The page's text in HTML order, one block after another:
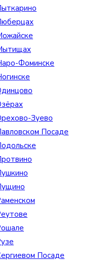
Фоминске
Зуево
Посаде
Посаде